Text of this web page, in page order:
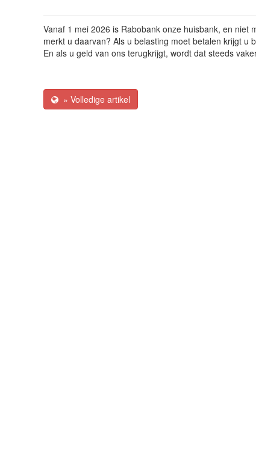
Vanaf 1 mei 2026 is Rabobank onze huisbank, en niet
merkt u daarvan? Als u belasting moet betalen krijgt u
En als u geld van ons terugkrijgt, wordt dat steeds
» Volledige artikel